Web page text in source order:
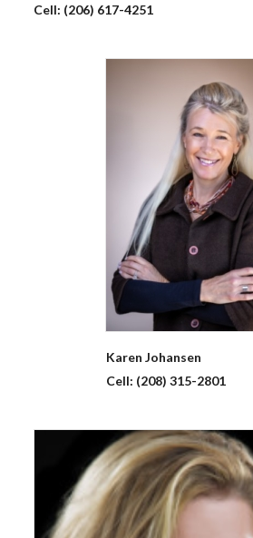
Cell: (206) 617-4251
Karen Johansen
Cell: (208) 315-2801